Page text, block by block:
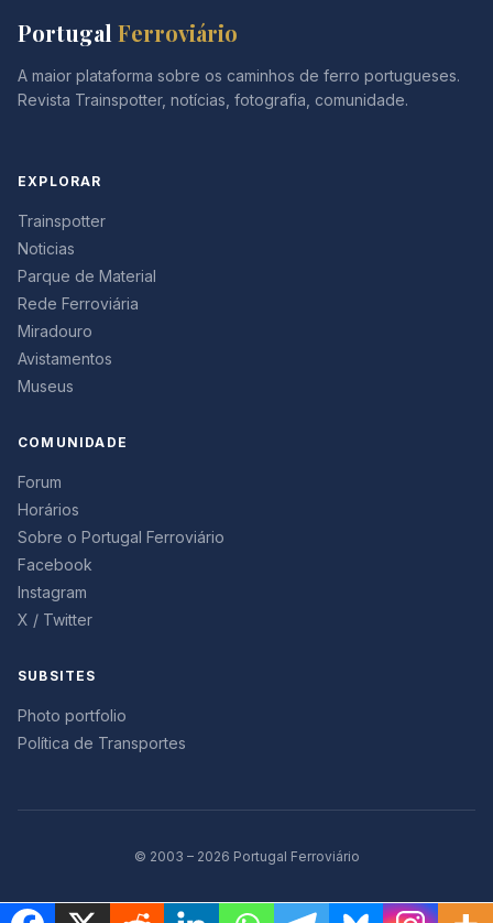
Portugal Ferroviário
A maior plataforma sobre os caminhos de ferro portugueses.
Revista Trainspotter, notícias, fotografia, comunidade.
EXPLORAR
Trainspotter
Noticias
Parque de Material
Rede Ferroviária
Miradouro
Avistamentos
Museus
COMUNIDADE
Forum
Horários
Sobre o Portugal Ferroviário
Facebook
Instagram
X / Twitter
SUBSITES
Photo portfolio
Política de Transportes
© 2003 – 2026 Portugal Ferroviário